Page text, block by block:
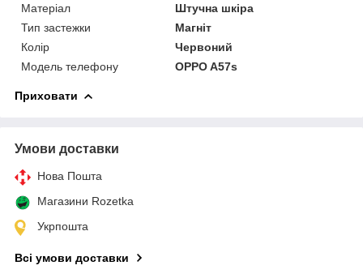
Матеріал
Штучна шкіра
Тип застежки
Магніт
Колір
Червоний
Модель телефону
OPPO A57s
Приховати
Умови доставки
Нова Пошта
Магазини Rozetka
Укрпошта
Всі умови доставки